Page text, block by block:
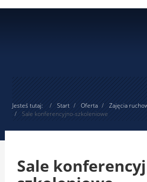
Jesteś tutaj: Start Oferta
Zajęcia
Sale konferencyjno-szkoleniowe
Sale